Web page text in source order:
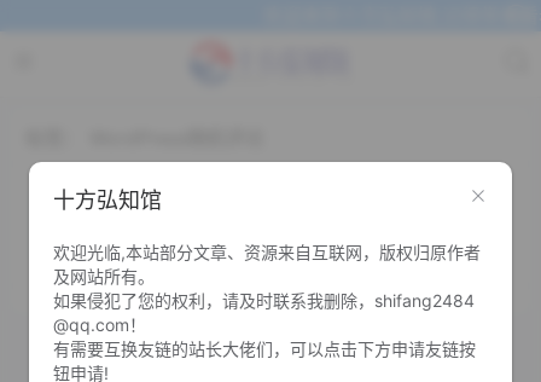
WordPress 评论框添加随机评论功能
0 0
十方弘知馆
欢迎光临,本站部分文章、资源来自互联网，版权归原作者
及网站所有。
如果侵犯了您的权利，请及时联系我删除，shifang2484
@qq.com！
有需要互换友链的站长大佬们，可以点击下方申请友链按
钮申请!